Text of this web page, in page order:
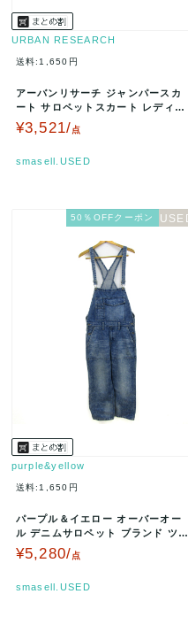
URBAN RESEARCH
送料:1,650円
アーバンリサーチ ジャンパースカ
ート サロペットスカート レディー
ス 38サイズ カーキ URBAN…
¥3,521/点
smasell.USED
50％OFFクーポン
purple&yellow
送料:1,650円
パープル＆イエロー オーバーオー
ル デニムサロペット ブランド ツナ
ギ メンズ Sサイズ インディゴ…
¥5,280/点
smasell.USED